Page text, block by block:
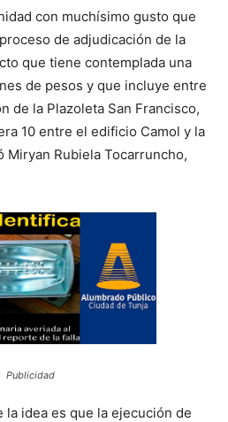
con muchísimo gusto que
de adjudicación de la
que tiene contemplada una
de pesos y que incluye entre
de la Plazoleta San Francisco,
10 entre el edificio Camol y la
Miryan Rubiela Tocarruncho,
Publicidad
la idea es que la ejecución de